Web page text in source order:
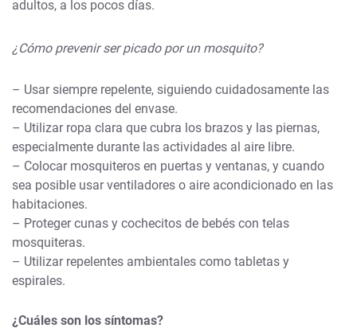
adultos, a los pocos días.
¿Cómo prevenir ser picado por un mosquito?
– Usar siempre repelente, siguiendo cuidadosamente las
recomendaciones del envase.
– Utilizar ropa clara que cubra los brazos y las piernas,
especialmente durante las actividades al aire libre.
– Colocar mosquiteros en puertas y ventanas, y cuando
sea posible usar ventiladores o aire acondicionado en las
habitaciones.
– Proteger cunas y cochecitos de bebés con telas
mosquiteras.
– Utilizar repelentes ambientales como tabletas y
espirales.
¿Cuáles son los síntomas?